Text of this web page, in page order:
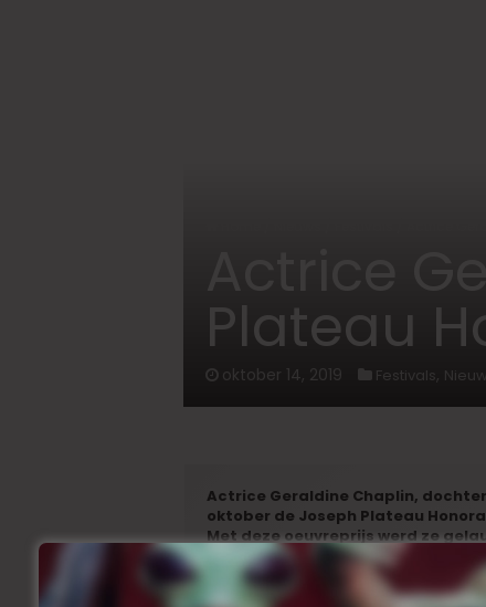
Plateau
oktober 14, 2019 Festivals ,
Actrice Geraldine Chaplin,
oktober de Joseph Plateau
Met deze oeuvreprijs werd ze
filmkunst en voor haar
De Amerikaans-Brits-Spaanse